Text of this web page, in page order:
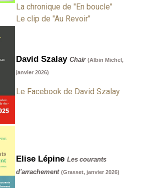
La chronique de "En boucle"
Le clip de "Au Revoir"
David Szalay Chair(Albin Michel,
janvier 2026)
Le Facebook de David Szalay
Elise Lépine Les courants
d'arrachement(Grasset, janvier 2026)